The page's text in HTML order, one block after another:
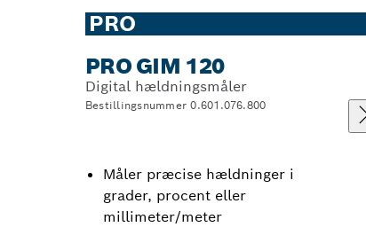
PRO
PRO GIM 120
Digital hældningsmåler
Bestillingsnummer 0.601.076.800
Måler præcise hældninger i
grader, procent eller
millimeter/meter